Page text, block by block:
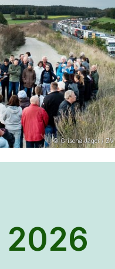
© Grischa Jäger / ZV
2026